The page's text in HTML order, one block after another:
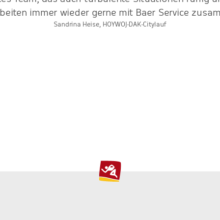
immer wieder gerne mit Baer Service
Sandrina Heise, HOYWOJ-DAK-Citylauf